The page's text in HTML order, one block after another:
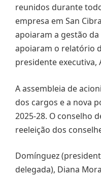
reunidos durante
empresa em San
apoiaram a gestão
apoiaram o relatório
presidente executiva,
A assembleia de
dos cargos e a nova
2025-28. O conselho
reeleição dos
Domínguez
delegada), Diana